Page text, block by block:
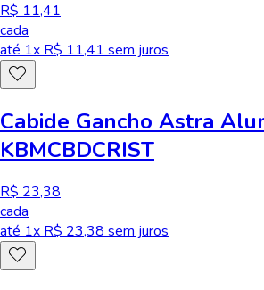
R$ 11,41
cada
até 1x R$ 11,41 sem juros
Cabide Gancho Astra
KBMCBDCRIST
R$ 23,38
cada
até 1x R$ 23,38 sem juros